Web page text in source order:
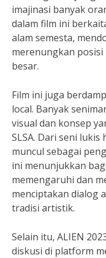
imajinasi banyak
dalam film ini
alam semesta,
merenungkan posisi
besar.
Film ini juga
local. Banyak
visual dan konsep
SLSA. Dari seni
muncul sebagai
ini menunjukkan
memengaruhi dan
menciptakan dialog
tradisi artistik.
Selain itu, ALIEN
diskusi di platform